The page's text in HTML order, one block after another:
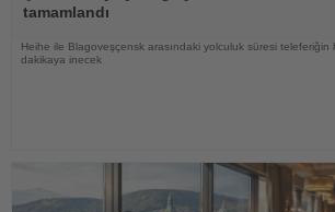
tamamlandı
Heihe ile Blagoveşçensk arasındaki yolculuk süresi teleferiğin
dakikaya inecek